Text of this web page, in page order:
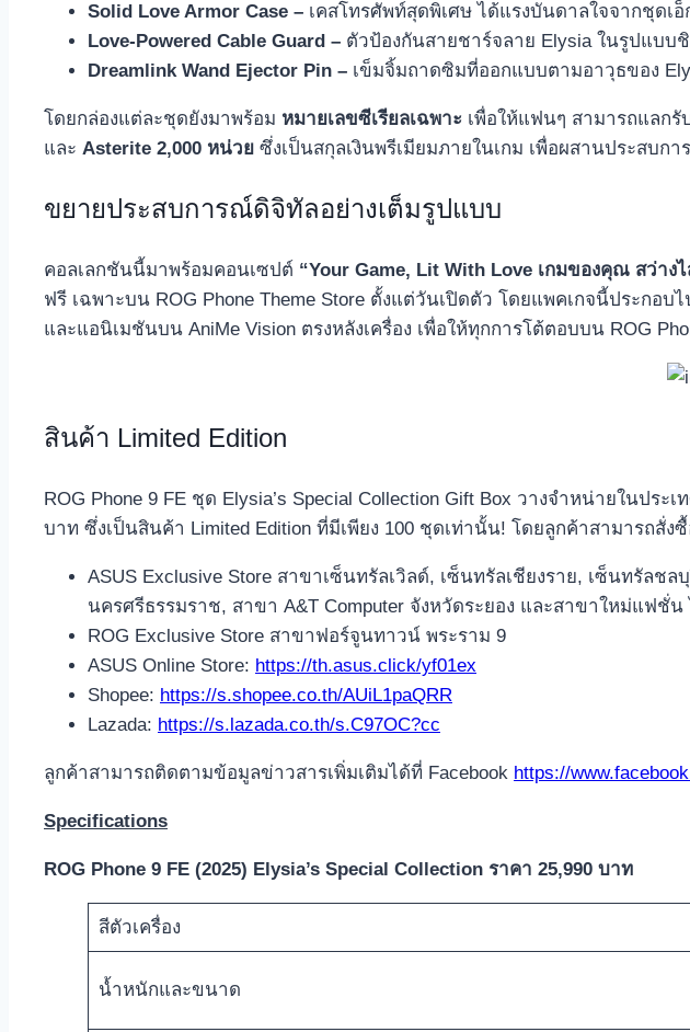
Solid Love Armor Case – เคสโทรศัพท์สุดพิเศษ ได้แรงบันดาลใจจากชุดเ
Love-Powered Cable Guard – ตัวป้องกันสายชาร์จลาย Elysia ในรูปแบบ
Dreamlink Wand Ejector Pin – เข็มจิ้มถาดซิมที่ออกแบบตามอาวุธของ
โดยกล่องแต่ละชุดยังมาพร้อม หมายเลขซีเรียลเฉพาะ เพื่อให้แฟนๆ สามารถแลกรั
และ Asterite 2,000 หน่วย ซึ่งเป็นสกุลเงินพรีเมียมภายในเกม เพื่อผสานประสบก
ขยายประสบการณ์ดิจิทัลอย่างเต็มรูปแบบ
คอลเลกชันนี้มาพร้อมคอนเซปต์ “Your Game, Lit With Love เกมของคุณ สว่าง
ฟรี เฉพาะบน ROG Phone Theme Store ตั้งแต่วันเปิดตัว โดยแพคเกจนี้ประกอ
และแอนิเมชันบน AniMe Vision ตรงหลังเครื่อง เพื่อให้ทุกการโต้ตอบบน ROG
สินค้า Limited Edition
ROG Phone 9 FE ชุด Elysia’s Special Collection Gift Box วางจำหน่ายในป
บาท ซึ่งเป็นสินค้า Limited Edition ที่มีเพียง 100 ชุดเท่านั้น! โดยลูกค้าสามารถสั่ง
ASUS Exclusive Store สาขาเซ็นทรัลเวิลด์, เซ็นทรัลเชียงราย, เซ็นทรัลช
นครศรีธรรมราช, สาขา A&T Computer จังหวัดระยอง และสาขาใหม่แฟชั่
ROG Exclusive Store สาขาฟอร์จูนทาวน์ พระราม 9
ASUS Online Store: https://th.asus.click/yf01ex
Shopee: https://s.shopee.co.th/AUiL1paQRR
Lazada: https://s.lazada.co.th/s.C97OC?cc
ลูกค้าสามารถติดตามข้อมูลข่าวสารเพิ่มเติมได้ที่ Facebook https://
Specifications
ROG Phone 9 FE (2025) Elysia’s Special Collection ราคา 25,990 บาท
สีตัวเครื่อง
น้ำหนักและขนาด